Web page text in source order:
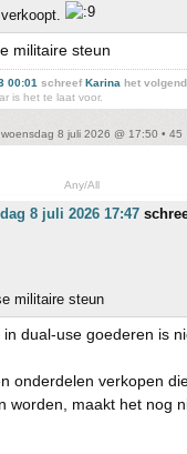
militaire steun
00:01 schreefKarina het
is het te laat voor.
woensdag 8 juli 2026 @ 17:50 • 45
Any/All
8 juli 2026 17:47
militaire steun
dual-use goederen is
onderdelen verkopen
worden, maakt het nog